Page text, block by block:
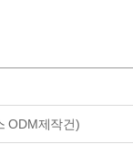
ODM제작건)